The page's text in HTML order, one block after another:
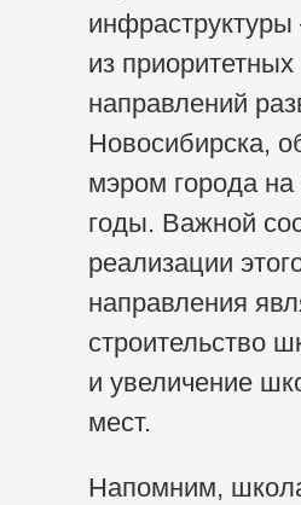
из приоритетных
направлений
Новосибирска,
мэром города
годы. Важной
реализации
направления
строительство
и увеличение
мест.
Напомним,